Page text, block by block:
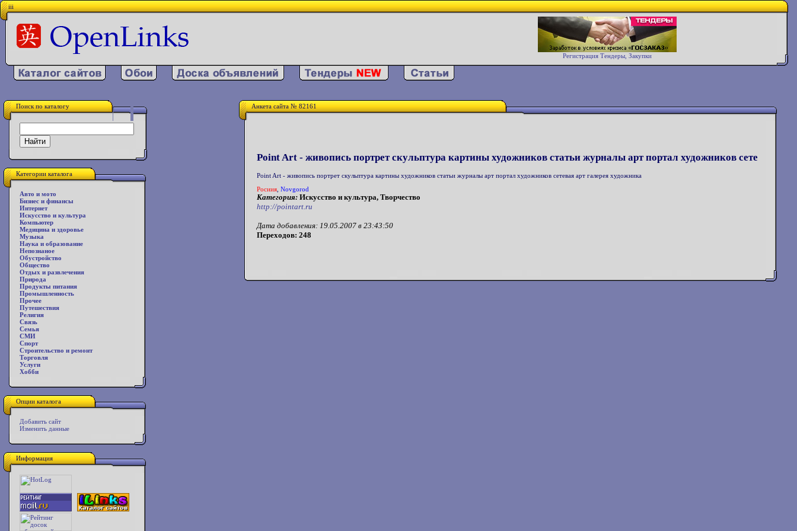
iii
Регистрация Тендеры, Закупки
Поиск по каталогу
Категории каталога
Авто и мото
Бизнес и финансы
Интернет
Искусство и культура
Компьютер
Медицина и здоровье
Музыка
Наука и образование
Непознаное
Обустройство
Общество
Отдых и развлечения
Природа
Продукты питания
Промышленность
Прочее
Путешествия
Религия
Связь
Семья
СМИ
Спорт
Строительство и ремонт
Торговля
Услуги
Хобби
Опции каталога
Добавить сайт
Изменить данные
Информация
Анкета сайта № 82161
Point Art - живопись портрет скульптура картины художников статьи журналы арт портал художников сете
Point Art - живопись портрет скульптура картины художников статьи журналы арт портал художников сетевая арт галерея художника
Росиия Novgorod
Категория: Искусство и культура, Творчество
http://pointart.ru
Дата добавления: 19.05.2007 в 23:43:50
Переходов: 248